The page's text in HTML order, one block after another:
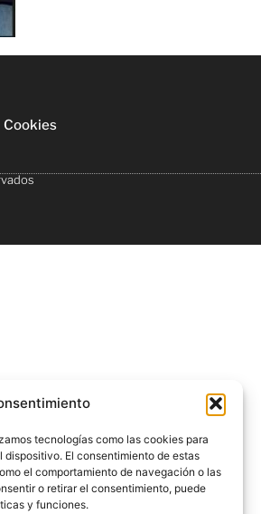
tecnologías como las cookies para
El consentimiento de estas
el comportamiento de navegación o las
o retirar el consentimiento, puede
y funciones.
Cookies